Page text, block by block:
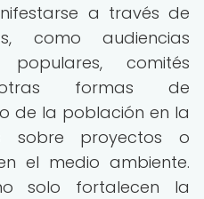
a través de
como audiencias
comités
formas de
de la población en la
sobre proyectos o
el medio ambiente.
solo fortalecen la